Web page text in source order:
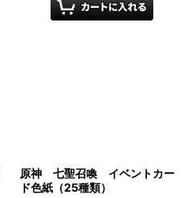
原神 七聖召喚 イベントカー
ド色紙（25種類）